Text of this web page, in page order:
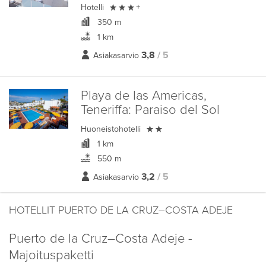
Hotelli  +
350 m
1 km
Asiakasarvio 3,8 / 5
Playa de las Americas,
Teneriffa: Paraiso del Sol
Huoneistohotelli 
1 km
550 m
Asiakasarvio 3,2 / 5
HOTELLIT PUERTO DE LA CRUZ–COSTA ADEJE
Puerto de la Cruz–Costa Adeje -
Majoituspaketti